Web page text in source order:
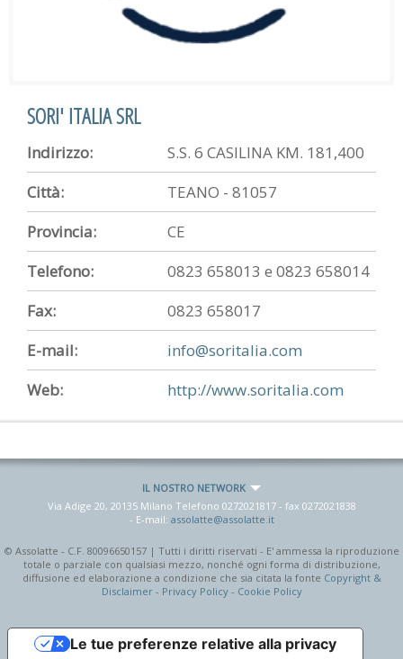
SORI' ITALIA SRL
Indirizzo:
S.S. 6 CASILINA KM. 181,400
Città:
TEANO - 81057
Provincia:
CE
Telefono:
0823 658013 e 0823 658014
Fax:
0823 658017
E-mail:
info@soritalia.com
Web:
http://www.soritalia.com
IL NOSTRO NETWORK
Via Adige 20, 20135 Milano Telefono 0272021817- fax 0272021838
- E-mail: assolatte@assolatte.it
© Assolatte - C.F. 80096650157 | Tutti i diritti riservati - E' ammessa la riproduzione
totale o parziale con qualsiasi mezzo, nonché ogni forma di distribuzione,
diffusione ed elaborazione a condizione che sia citata la fonte Copyright &
Disclaimer- Privacy Policy- Cookie Policy
Le tue preferenze relative alla privacy